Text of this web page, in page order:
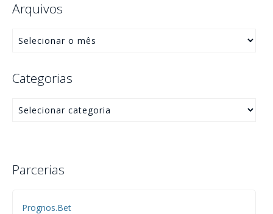
Arquivos
Categorias
Parcerias
Prognos.Bet